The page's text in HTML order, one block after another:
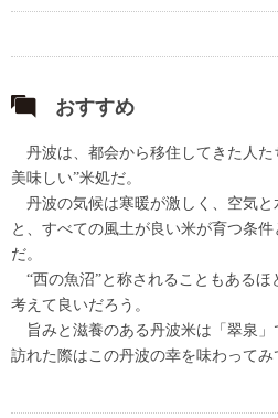
おすすめ
丹波は、都会から移住してきた人た
美味しい”米処だ。
丹波の気候は寒暖が激しく、空気と
と、すべての風土が良い米が育つ条
だ。
“西の魚沼”と称されることもあるほ
考えて良いだろう。
旨みと滋養のある丹波米は「翠泉」
訪れた際はこの丹波の幸を味わってみ